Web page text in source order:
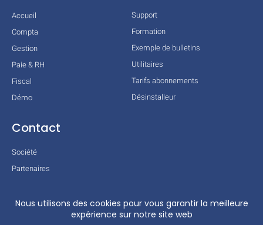
Accueil
Compta
Gestion
Paie & RH
Fiscal
Démo
Support
Formation
Exemple de bulletins
Utilitaires
Tarifs abonnements
Désinstalleur
Contact
Société
Partenaires
Mentions légales
Conditions générales